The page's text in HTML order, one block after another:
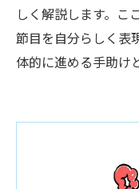
しく解説します。こ
節目を自分らしく表
体的に進める手助け